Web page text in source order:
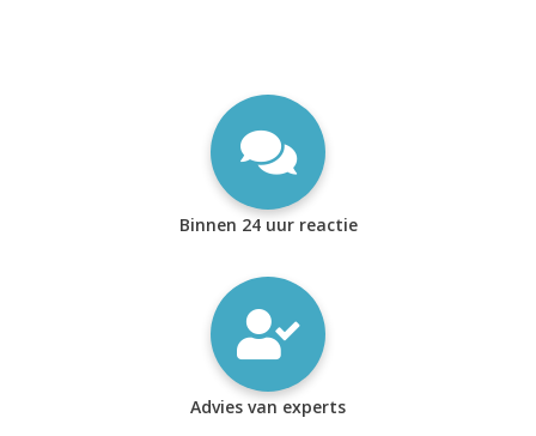
Binnen 24 uur reactie
Advies van experts